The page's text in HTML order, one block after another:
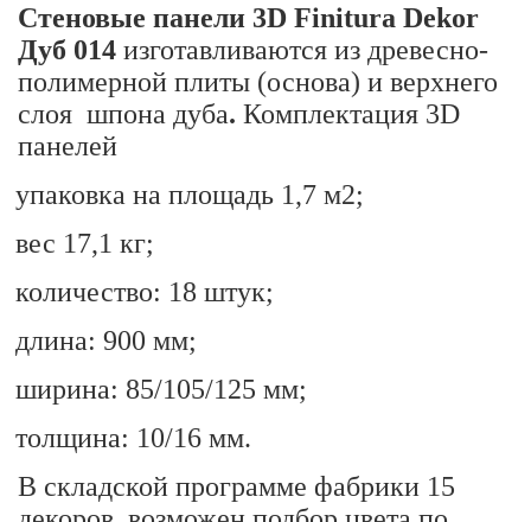
Стеновые панели 3D Finitura Dekor
Дуб 014 изготавливаются из древесно-
полимерной плиты (основа) и верхнего
слоя шпона дуба. Комплектация 3D
панелей
упаковка на площадь 1,7 м2;
вес 17,1 кг;
количество: 18 штук;
длина: 900 мм;
ширина: 85/105/125 мм;
толщина: 10/16 мм.
В складской программе фабрики 15